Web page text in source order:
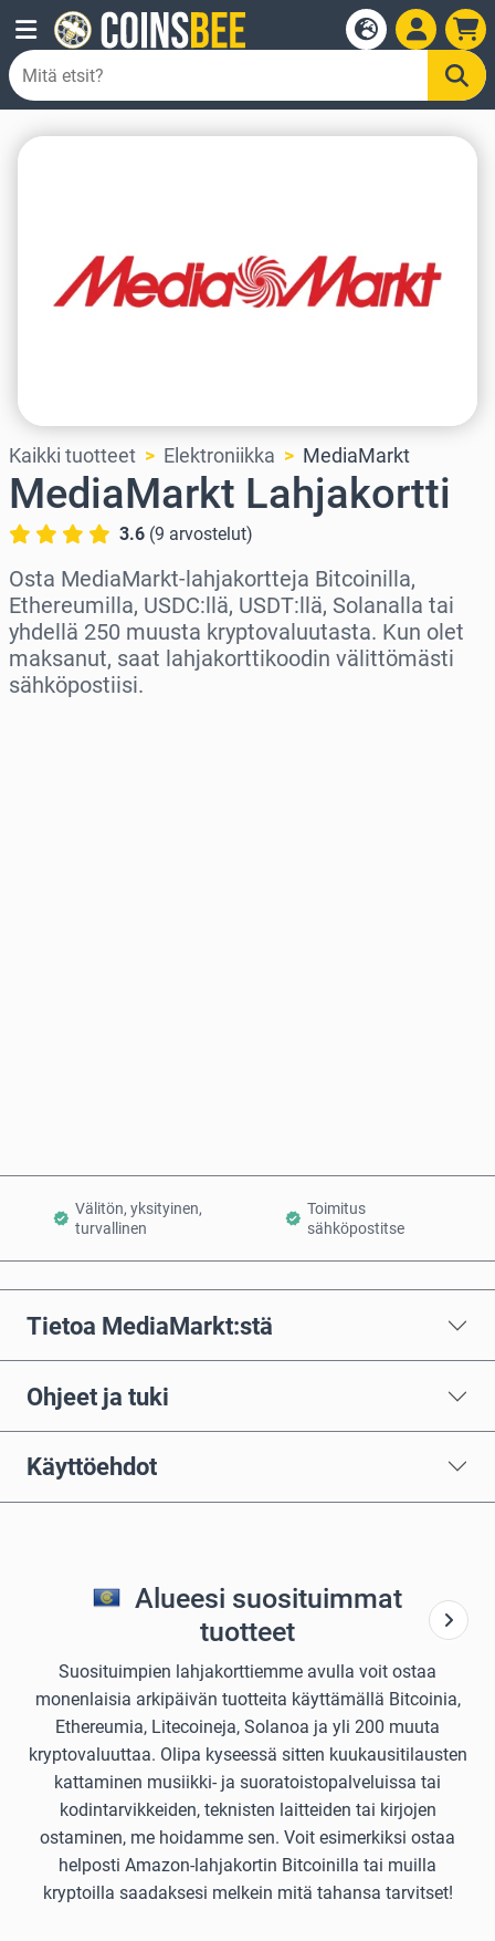
Kaikki tuotteet Elektroniikka MediaMarkt
MediaMarkt Lahjakortti
3.6 (9 arvostelut)
Osta MediaMarkt-lahjakortteja Bitcoinilla,
Ethereumilla, USDC:llä, USDT:llä, Solanalla tai
yhdellä 250 muusta kryptovaluutasta. Kun olet
maksanut, saat lahjakorttikoodin välittömästi
sähköpostiisi.
Välitön, yksityinen,
turvallinen
Toimitus
sähköpostitse
Tietoa MediaMarkt:stä
Ohjeet ja tuki
Käyttöehdot
Alueesi suosituimmat
tuotteet
Suosituimpien lahjakorttiemme avulla voit ostaa
monenlaisia arkipäivän tuotteita käyttämällä Bitcoinia,
Ethereumia, Litecoineja, Solanoa ja yli 200 muuta
kryptovaluuttaa. Olipa kyseessä sitten kuukausitilausten
kattaminen musiikki- ja suoratoistopalveluissa tai
kodintarvikkeiden, teknisten laitteiden tai kirjojen
ostaminen, me hoidamme sen. Voit esimerkiksi ostaa
helposti Amazon-lahjakortin Bitcoinilla tai muilla
kryptoilla saadaksesi melkein mitä tahansa tarvitset!